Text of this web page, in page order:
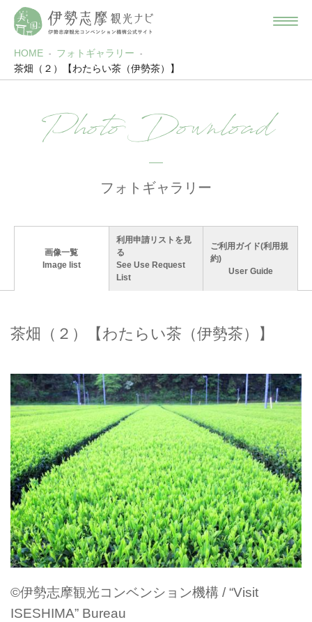
HOME
フォトギャラリー
茶畑（２）【わたらい茶（伊勢茶）】
Photo Download
フォトギャラリー
画像一覧
Image list
利用申請リストを見
る
See Use Request
List
ご利用ガイド(利用規
約)
User Guide
茶畑（２）【わたらい茶（伊勢茶）】
©伊勢志摩観光コンベンション機構 / “Visit
ISESHIMA” Bureau